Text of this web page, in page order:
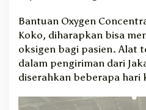
Bantuan Oxygen
Koko, diharapkan bisa
oksigen bagi pasien. Alat
dalam pengiriman dari
diserahkan beberapa hari